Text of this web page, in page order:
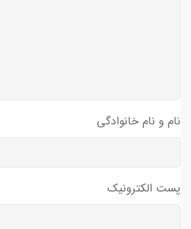
نام و نام خانوادگی
پست الکترونیک